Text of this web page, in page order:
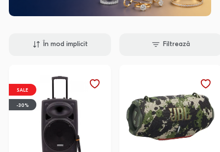
În mod implicit Filtrează
SALE
-30%